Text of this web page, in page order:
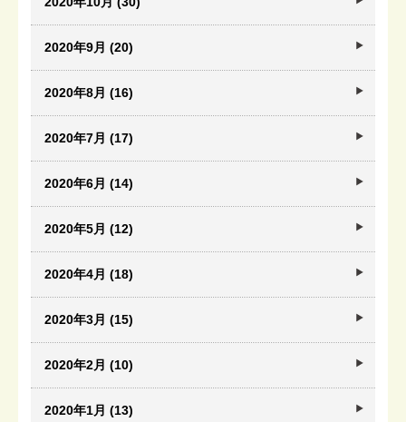
2020年9月 (20)
2020年8月 (16)
2020年7月 (17)
2020年6月 (14)
2020年5月 (12)
2020年4月 (18)
2020年3月 (15)
2020年2月 (10)
2020年1月 (13)